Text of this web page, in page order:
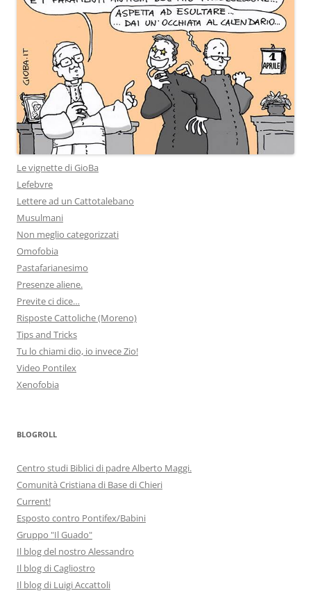
Le vignette di GioBa
Lefebvre
Lettere ad un Cattotalebano
Musulmani
Non meglio categorizzati
Omofobia
Pastafarianesimo
Presenze aliene.
Previte ci dice…
Risposte Cattoliche (Moreno)
Tips and Tricks
Tu lo chiami dio, io invece Zio!
Video Pontilex
Xenofobia
BLOGROLL
Centro studi Biblici di padre Alberto Maggi.
Comunità Cristiana di Base di Chieri
Current!
Esposto contro Pontifex/Babini
Gruppo "Il Guado"
Il blog del nostro Alessandro
Il blog di Cagliostro
Il blog di Luigi Accattoli